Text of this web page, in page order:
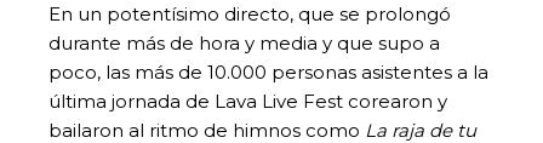
En un potentísimo directo, que se prolongó
durante más de hora y media y que supo a
poco, las más de 10.000 personas asistentes a la
última jornada de Lava Live Fest corearon y
bailaron al ritmo de himnos como La raja de tu